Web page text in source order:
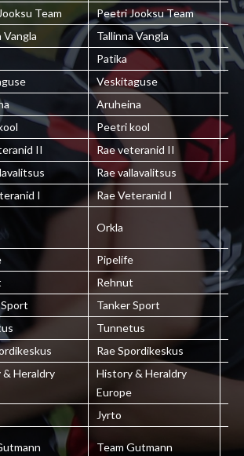
Team Peetri Jooksu Team
Vangla Tallinna Vangla
Patika
Veskitaguse
Aruheina
Peetri kool
II Rae veteranid II
Rae vallavalitsus
I Rae Veteranid I
Orkla
Pipelife
Rehnut
Tanker Sport
Tunnetus
Rae Spordikeskus
Heraldry
History & Heraldry
Europe
Jyrto
Team Gutmann